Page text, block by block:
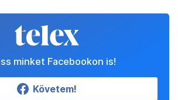
minket Facebookon is!
Követem!